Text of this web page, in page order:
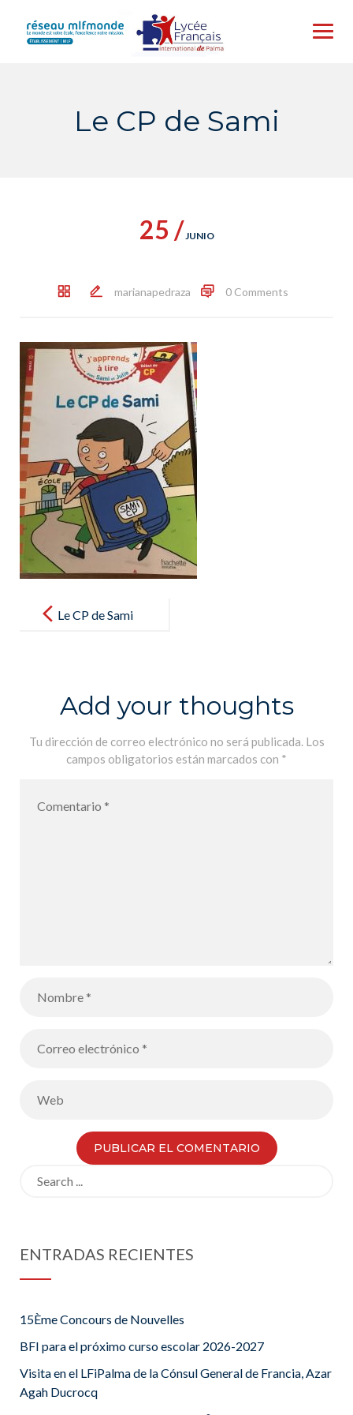
content
Le CP de Sami
25 /JUNIO
marianapedraza 0 Comments
navigationLe CP de Sami
Add your thoughts
Tu dirección de correo electrónico no será publicada. Los
campos obligatorios están marcados con *
ENTRADAS RECIENTES
15Ème Concours de Nouvelles
BFI para el próximo curso escolar 2026-2027
Visita en el LFiPalma de la Cónsul General de Francia, Azar
Agah Ducrocq